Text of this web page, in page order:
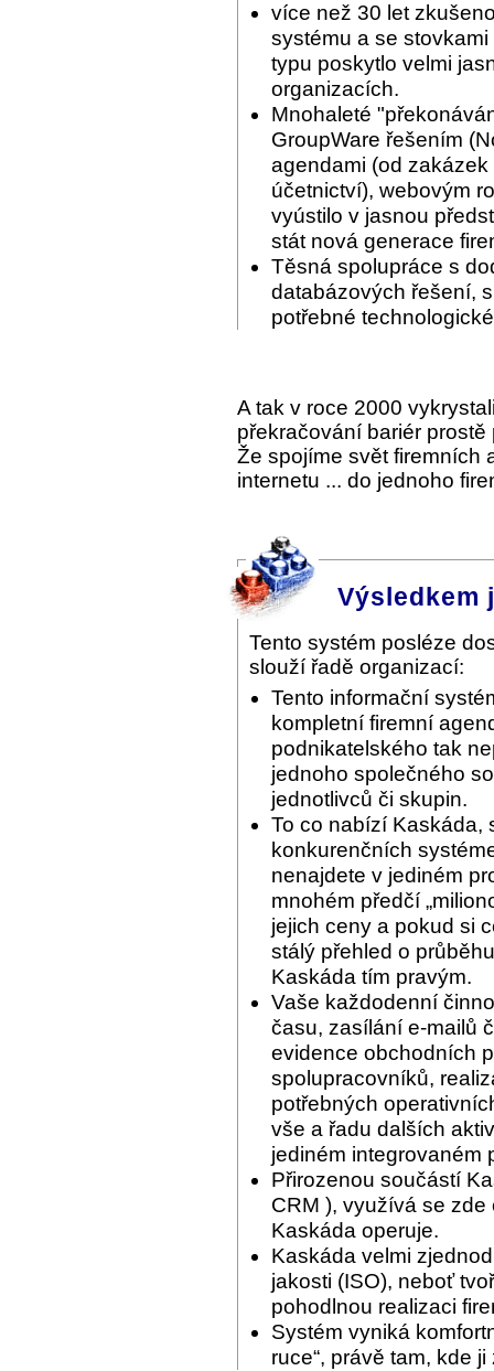
více než 30 let
systému a se
typu poskytlo velmi
organizacích.
Mnohaleté
GroupWare řešením
agendami (od
účetnictví), webovým
vyústilo v jasnou
stát nová generace
Těsná spolupráce s
databázových řešení,
potřebné
A tak v roce 2000
překračování bariér
Že spojíme svět firemních
internetu ... do jednoho
Výsledkem
Tento systém posléze
slouží řadě organizací:
Tento informační
kompletní firemní
podnikatelského tak
jednoho společného
jednotlivců či skupin.
To co nabízí Kaskáda,
konkurenčních
nenajdete v jediném
mnohém předčí
jejich ceny a pokud si
stálý přehled o
Kaskáda tím pravým.
Vaše každodenní
času, zasílání e-mailů
evidence obchodních
spolupracovníků,
potřebných
vše a řadu dalších
jediném integrovaném
Přirozenou součástí
CRM ), využívá se
Kaskáda operuje.
Kaskáda velmi
jakosti (ISO), neboť
pohodlnou realizaci
Systém vyniká
ruce“, právě tam, kde